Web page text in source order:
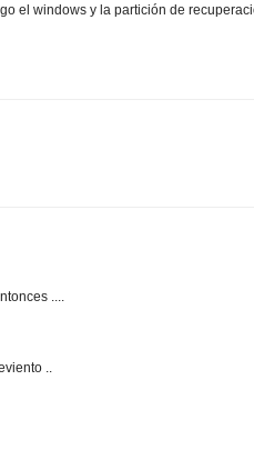
el windows y la partición de
....
..